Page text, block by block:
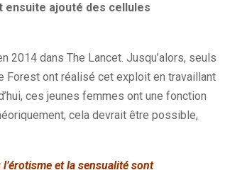
ensuite ajouté des cellules
2014 dans The Lancet. Jusqu’alors, seuls
Forest ont réalisé cet exploit en travaillant
ces jeunes femmes ont une fonction
cela devrait être possible,
et la sensualité sont